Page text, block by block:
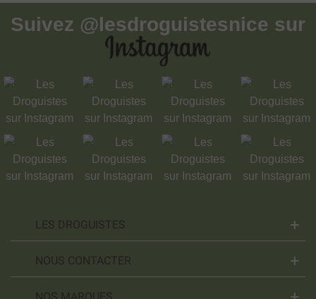
Suivez @lesdroguistesnice sur
LES DROGUISTES
NOUS CONTACTER
NOS MARQUES